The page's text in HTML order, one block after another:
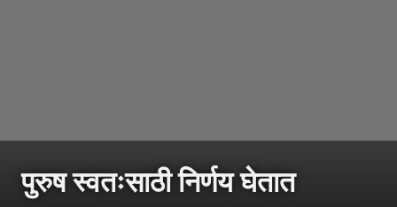
पुरुष स्वतःसाठी निर्णय घेतात